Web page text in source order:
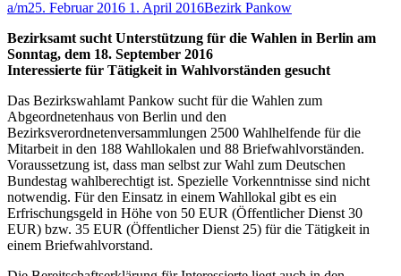
a/m25. Februar 2016 1. April 2016Bezirk Pankow
Bezirksamt sucht Unterstützung für die Wahlen in Berlin am
Sonntag, dem 18. September 2016
Interessierte für Tätigkeit in Wahlvorständen gesucht
Das Bezirkswahlamt Pankow sucht für die Wahlen zum
Abgeordnetenhaus von Berlin und den
Bezirksverordnetenversammlungen 2500 Wahlhelfende für die
Mitarbeit in den 188 Wahllokalen und 88 Briefwahlvorständen.
Voraussetzung ist, dass man selbst zur Wahl zum Deutschen
Bundestag wahlberechtigt ist. Spezielle Vorkenntnisse sind nicht
notwendig. Für den Einsatz in einem Wahllokal gibt es ein
Erfrischungsgeld in Höhe von 50 EUR (Öffentlicher Dienst 30
EUR) bzw. 35 EUR (Öffentlicher Dienst 25) für die Tätigkeit in
einem Briefwahlvorstand.